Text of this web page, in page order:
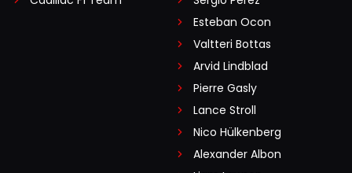
Esteban Ocon
Valtteri Bottas
Arvid Lindblad
Pierre Gasly
Lance Stroll
Nico Hülkenberg
Alexander Albon